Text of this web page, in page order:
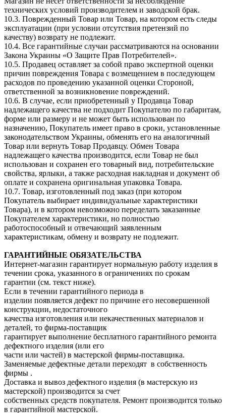
технических условий производителем и заводской брак.
10.3. Поврежденный Товар или Товар, на котором есть следы
эксплуатации (при условии отсутствия претензий по
качеству) возврату не подлежит.
10.4. Все гарантийные случаи рассматриваются на основании
Закона Украины «О Защите Прав Потребителей».
10.5. Продавец оставляет за собой право экспертной оценки
причин повреждения Товара с возмещением в последующем
расходов по проведению указанной оценки Стороной,
ответственной за возникновение повреждений.
10.6. В случае, если приобретенный у Продавца Товар
надлежащего качества не подходит Покупателю по габаритам,
форме или размеру и не может быть использован по
назначению, Покупатель имеет право в сроки, установленные
законодательством Украины, обменять его на аналогичный
Товар или вернуть Товар Продавцу. Обмен Товара
надлежащего качества производится, если Товар не был
использован и сохранен его товарный вид, потребительские
свойства, ярлыки, а также расходная накладная и документ об
оплате и сохранена оригинальная упаковка Товара.
10.7. Товар, изготовленный под заказ (при котором
Покупатель выбирает индивидуальные характеристики
Товара), и в котором невозможно переделать заказанные
Покупателем характеристики, но полностью
работоспособный и отвечающий заявленным
характеристикам, обмену и возврату не подлежит.
ГАРАНТИЙНЫЕ ОБЯЗАТЕЛЬСТВА
Интернет-магазин гарантирует нормальную работу изделия в
течении срока, указанного в ограничениях по срокам
гарантии (см. текст ниже).
Если в течении гарантийного периода в
изделии появляется дефект по причине его несовершенной
конструкции, недостаточного
качества изготовления или некачественных материалов и
деталей, то фирма-поставщик
гарантирует выполнение бесплатного гарантийного ремонта
дефектного изделия (или его
части или частей) в мастерской фирмы-поставщика.
Заменяемые дефектные детали переходят в собственность
фирмы .
Доставка и вывоз дефектного изделия (в мастерскую из
мастерской) производится за счет
собственных средств покупателя. Ремонт производится только
в гарантийной мастерской.